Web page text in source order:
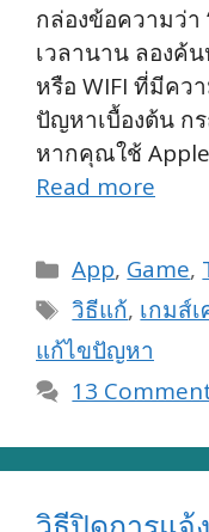
กล่องข้อความว่า
เวลานาน ลองค้
หรือ WIFI ที่มีค
ปัญหาเบื้องต้น ก
หากคุณใช้
Read more
Categories
App, Game,
Tags
วิธีแก้, เกมส์
แก้ไขปัญหา
13